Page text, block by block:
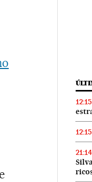
12:15
12:15
21:14